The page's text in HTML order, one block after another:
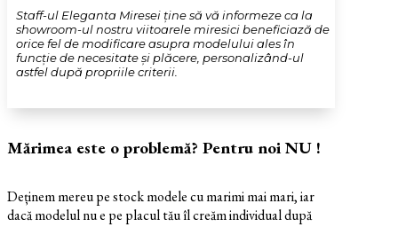
Staff-ul Eleganta Miresei ține să vă informeze ca la
showroom-ul nostru viitoarele miresici beneficiază de
orice fel de modificare asupra modelului ales în
funcție de necesitate și plăcere, personalizând-ul
astfel după propriile criterii.
Mărimea este o problemă? Pentru noi NU !
Deținem mereu pe stock modele cu marimi mai mari, iar
dacă modelul nu e pe placul tău îl creăm individual după